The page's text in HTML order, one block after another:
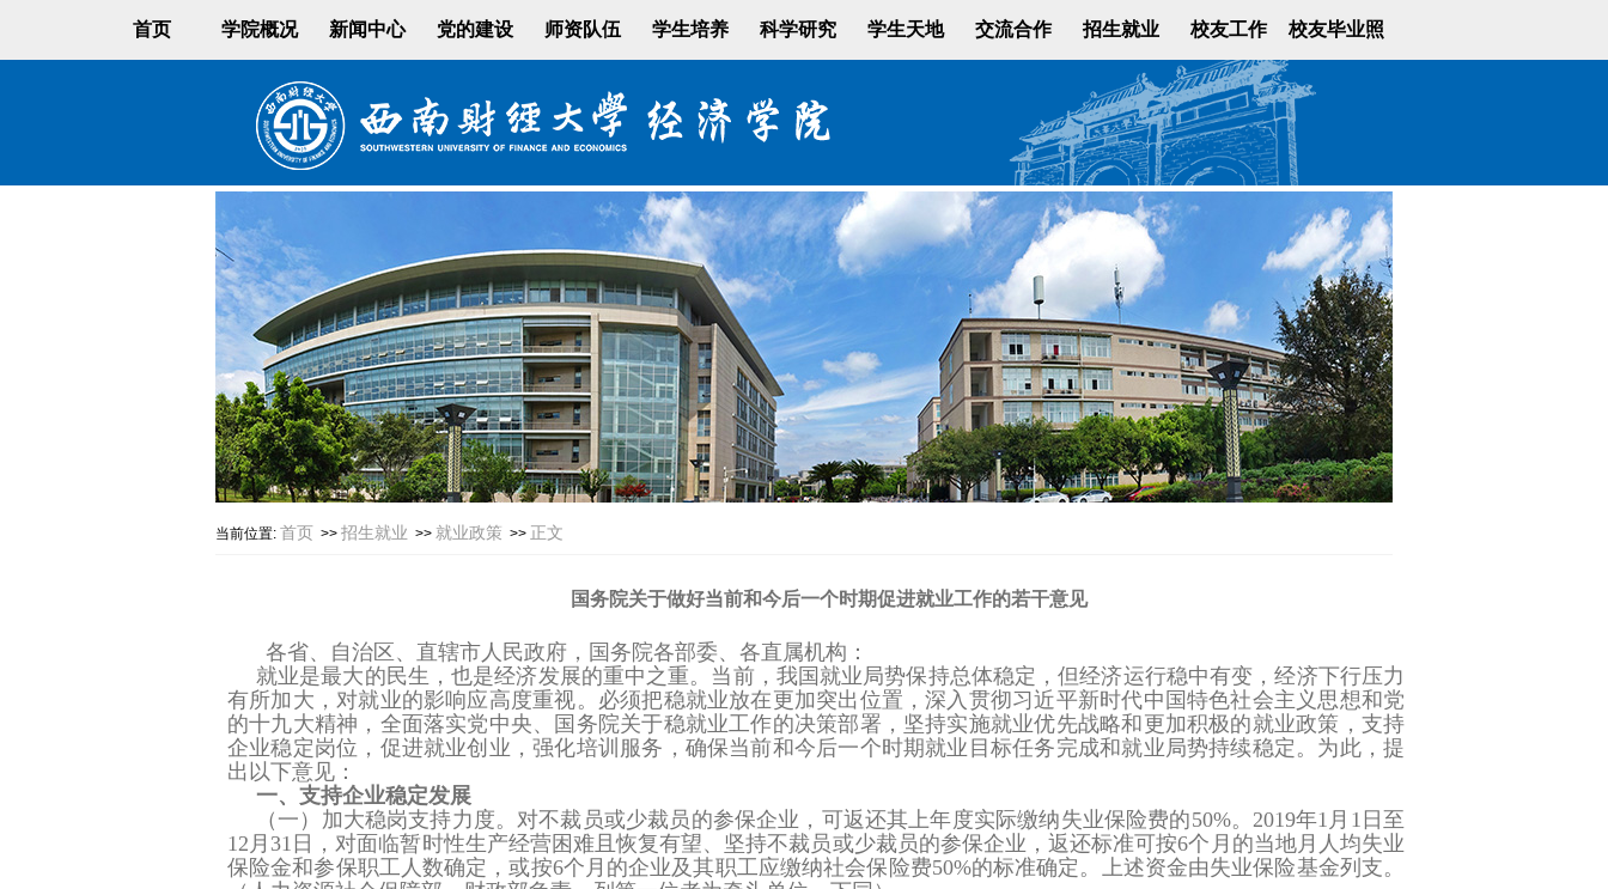
首页 学院概况 新闻中心 党的建设 师资队伍 学生培养 科学研究 学生天地 交流合作 招生就业 校友工作 校友毕业照
当前位置: 首页 >> 招生就业 >> 就业政策 >> 正文
国务院关于做好当前和今后一个时期促进就业工作的若干意见
各省、自治区、直辖市人民政府，国务院各部委、各直属机构：
就业是最大的民生，也是经济发展的重中之重。当前，我国就业局势保持总体稳定，但经济运行稳中有变，经济下行压力
有所加大，对就业的影响应高度重视。必须把稳就业放在更加突出位置，深入贯彻习近平新时代中国特色社会主义思想和党
的十九大精神，全面落实党中央、国务院关于稳就业工作的决策部署，坚持实施就业优先战略和更加积极的就业政策，支持
企业稳定岗位，促进就业创业，强化培训服务，确保当前和今后一个时期就业目标任务完成和就业局势持续稳定。为此，提
出以下意见：
一、支持企业稳定发展
（一）加大稳岗支持力度。 对不裁员或少裁员的参保企业，可返还其上年度实际缴纳失业保险费的50%。2019年1月1日至
12月31日，对面临暂时性生产经营困难且恢复有望、坚持不裁员或少裁员的参保企业，返还标准可按6个月的当地月人均失业
保险金和参保职工人数确定，或按6个月的企业及其职工应缴纳社会保险费50%的标准确定。上述资金由失业保险基金列支。